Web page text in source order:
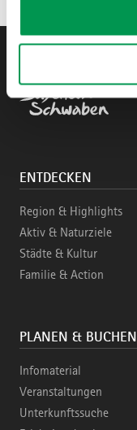
ENTDECKEN
Region & Highlights
Aktiv & Naturziele
Städte & Kultur
Familie & Action
PLANEN & BUCHEN
Infomaterial
Veranstaltungen
Unterkunftssuche